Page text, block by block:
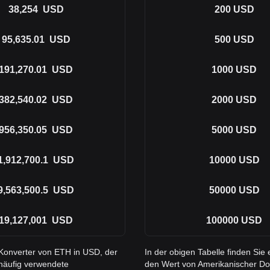
38,254 USD
95,635.01 USD
USD
USD
USD
USD
USD
USD
von ETH in USD, der
verwendete
200 USD
500 USD
1000 USD
2000 USD
5000 USD
10000 USD
50000 USD
100000 USD
In der obigen Tabelle finden
den Wert von Amerikanischer